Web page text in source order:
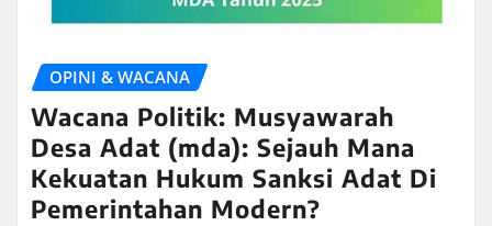
OPINI & WACANA
Wacana Politik: Musyawarah
Desa Adat (mda): Sejauh Mana
Kekuatan Hukum Sanksi Adat Di
Pemerintahan Modern?